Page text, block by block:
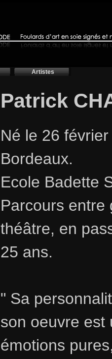
Artistes
Patrick
Né le 26
Bordeaux.
Ecole Badette
Parcours entre
théâtre, en
25 ans.
" Sa
son oeuvre est
émotions